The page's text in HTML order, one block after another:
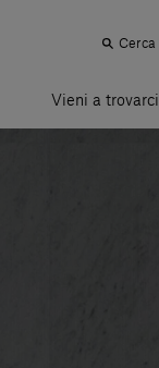
Cerca
Vieni a trovarci